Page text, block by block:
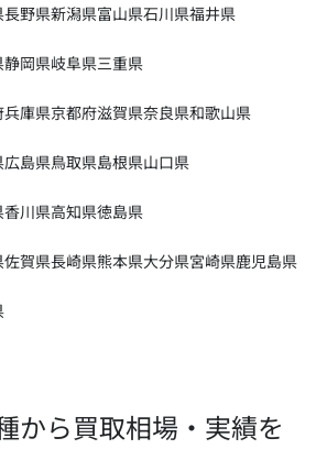
長野県新潟県富山県石川県福井県
静岡県岐阜県三重県
兵庫県京都府滋賀県奈良県和歌山県
広島県鳥取県島根県山口県
香川県高知県徳島県
佐賀県長崎県熊本県大分県宮崎県鹿児島県
から買取相場・実績を